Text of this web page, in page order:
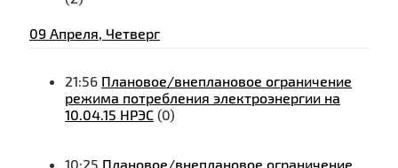
09 Апреля, Четверг
21:56 Плановое/внеплановое ограничение
режима потребления электроэнергии на
10.04.15 НРЭС (0)
10:25 Плановое/внеплановое ограничение